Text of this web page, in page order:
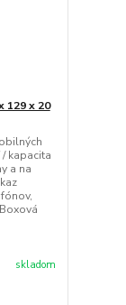
129 x 20
kapacita
a na
skladom